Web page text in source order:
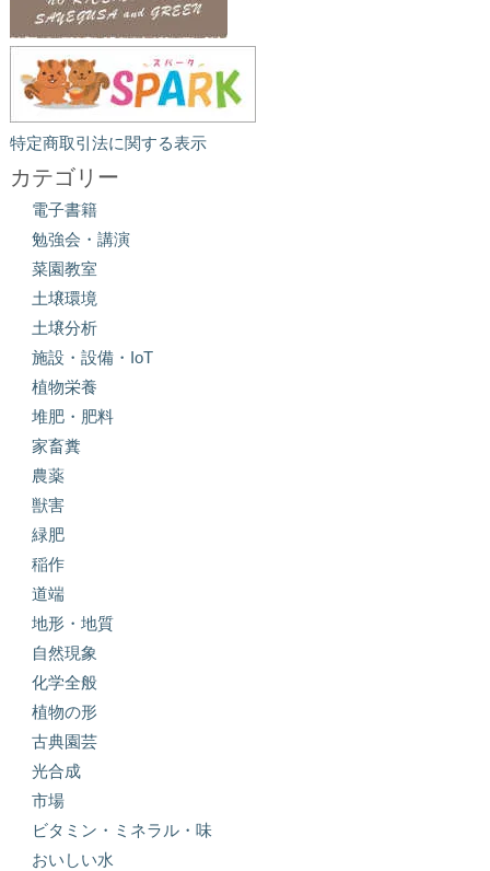
特定商取引法に関する表示
カテゴリー
電子書籍
勉強会・講演
菜園教室
土壌環境
土壌分析
施設・設備・IoT
植物栄養
堆肥・肥料
家畜糞
農薬
獣害
緑肥
稲作
道端
地形・地質
自然現象
化学全般
植物の形
古典園芸
光合成
市場
ビタミン・ミネラル・味
おいしい水